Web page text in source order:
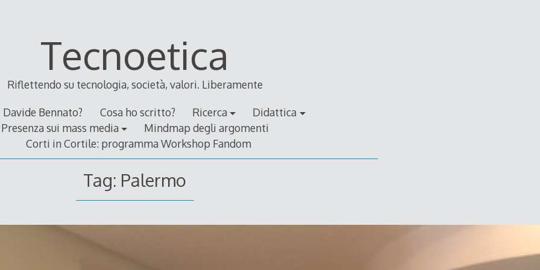
Tecnoetica
Riflettendo su tecnologia, società, valori. Liberamente
Davide Bennato? Cosa ho scritto? Ricerca
Didattica
Presenza sui mass media
Mindmap degli argomenti
Corti in Cortile: programma Workshop Fandom
Tag: Palermo